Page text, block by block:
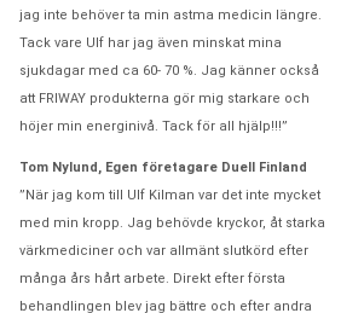
jag inte behöver ta min astma medicin längre.
Tack vare Ulf har jag även minskat mina
sjukdagar med ca 60- 70 %. Jag känner också
att FRIWAY produkterna gör mig starkare och
höjer min energinivå. Tack för all hjälp!!!”
Tom Nylund, Egen företagare Duell Finland
”När jag kom till Ulf Kilman var det inte mycket
med min kropp. Jag behövde kryckor, åt starka
värkmediciner och var allmänt slutkörd efter
många års hårt arbete. Direkt efter första
behandlingen blev jag bättre och efter andra